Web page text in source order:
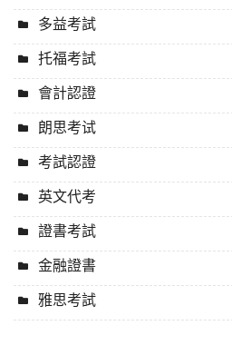
多益考試
托福考試
會計認證
朗思考试
考試認證
英文代考
證書考試
金融證書
雅思考試